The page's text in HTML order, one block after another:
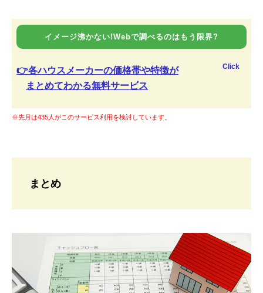
イメージ沸かない!Webで調べるのはもう限界?
👉各ハウスメーカーの価格帯や特徴が
まとめてわかる無料サービス
Click
※先月は435人がこのサービス利用を検討しています。
まとめ